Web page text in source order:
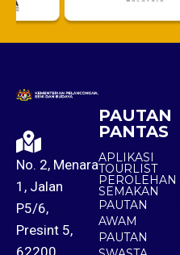
No. 2, Menara
1, Jalan
P5/6,
Presint 5,
62200
PAUTAN
PANTAS
APLIKASI
TOURLIST
PEROLEHAN
SEMAKAN
PAUTAN
AWAM
PAUTAN